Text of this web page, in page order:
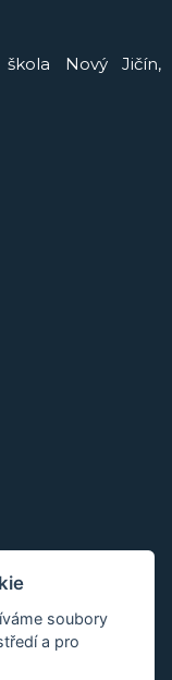
Nový Jičín,
soubory
a pro